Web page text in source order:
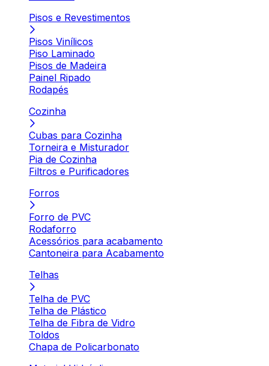
Pisos e Revestimentos
Pisos Vinílicos
Piso Laminado
Pisos de Madeira
Painel Ripado
Rodapés
Cozinha
Cubas para Cozinha
Torneira e Misturador
Pia de Cozinha
Filtros e Purificadores
Forros
Forro de PVC
Rodaforro
Acessórios para acabamento
Cantoneira para Acabamento
Telhas
Telha de PVC
Telha de Plástico
Telha de Fibra de Vidro
Toldos
Chapa de Policarbonato